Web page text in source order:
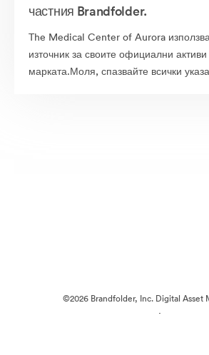
частния Brandfolder.
The Medical Center of Aurora
източник за своите официални
марката.Моля, спазвайте всички
©2026 Brandfolder, Inc. Digital Asset
·